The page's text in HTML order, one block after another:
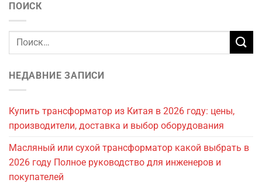
ПОИСК
НЕДАВНИЕ ЗАПИСИ
Купить трансформатор из Китая в 2026 году: цены,
производители, доставка и выбор оборудования
Масляный или сухой трансформатор какой выбрать в
2026 году Полное руководство для инженеров и
покупателей